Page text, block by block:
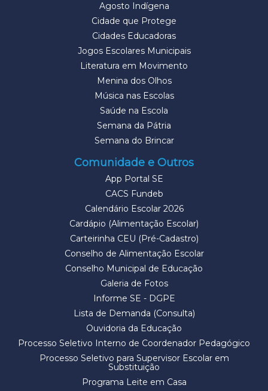
Agosto Indígena
Cidade que Protege
Cidades Educadoras
Jogos Escolares Municipais
Literatura em Movimento
Menina dos Olhos
Música nas Escolas
Saúde na Escola
Semana da Pátria
Semana do Brincar
Comunidade e Outros
App Portal SE
CACS Fundeb
Calendário Escolar 2026
Cardápio (Alimentação Escolar)
Carteirinha CEU (Pré-Cadastro)
Conselho de Alimentação Escolar
Conselho Municipal de Educação
Galeria de Fotos
Informe SE - DGPE
Lista de Demanda (Consulta)
Ouvidoria da Educação
Processo Seletivo Interno de Coordenador Pedagógico
Processo Seletivo para Supervisor Escolar em
Substituição
Programa Leite em Casa